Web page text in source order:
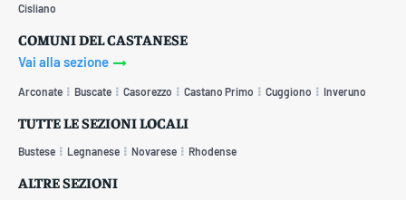
Cisliano
COMUNI DEL CASTANESE
Vai alla sezione
Arconate Buscate Casorezzo Castano Primo Cuggiono Inveruno
TUTTE LE SEZIONI LOCALI
Bustese Legnanese Novarese Rhodense
ALTRE SEZIONI